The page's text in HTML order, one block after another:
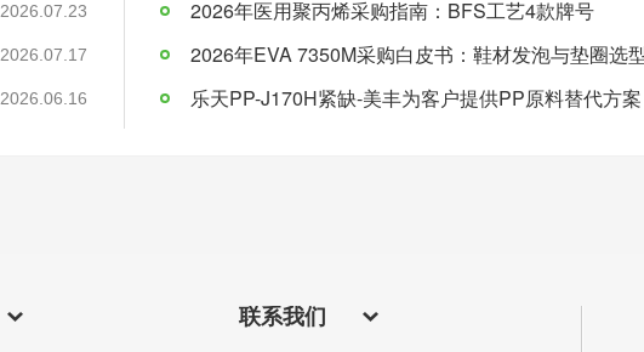
2026.07.23
2026.07.17
2026.06.16
2026年医用聚丙烯采购指南：BFS工艺4款牌号
乐天PP-J170H紧缺-美丰为客户提供PP原料替代方案
联系我们